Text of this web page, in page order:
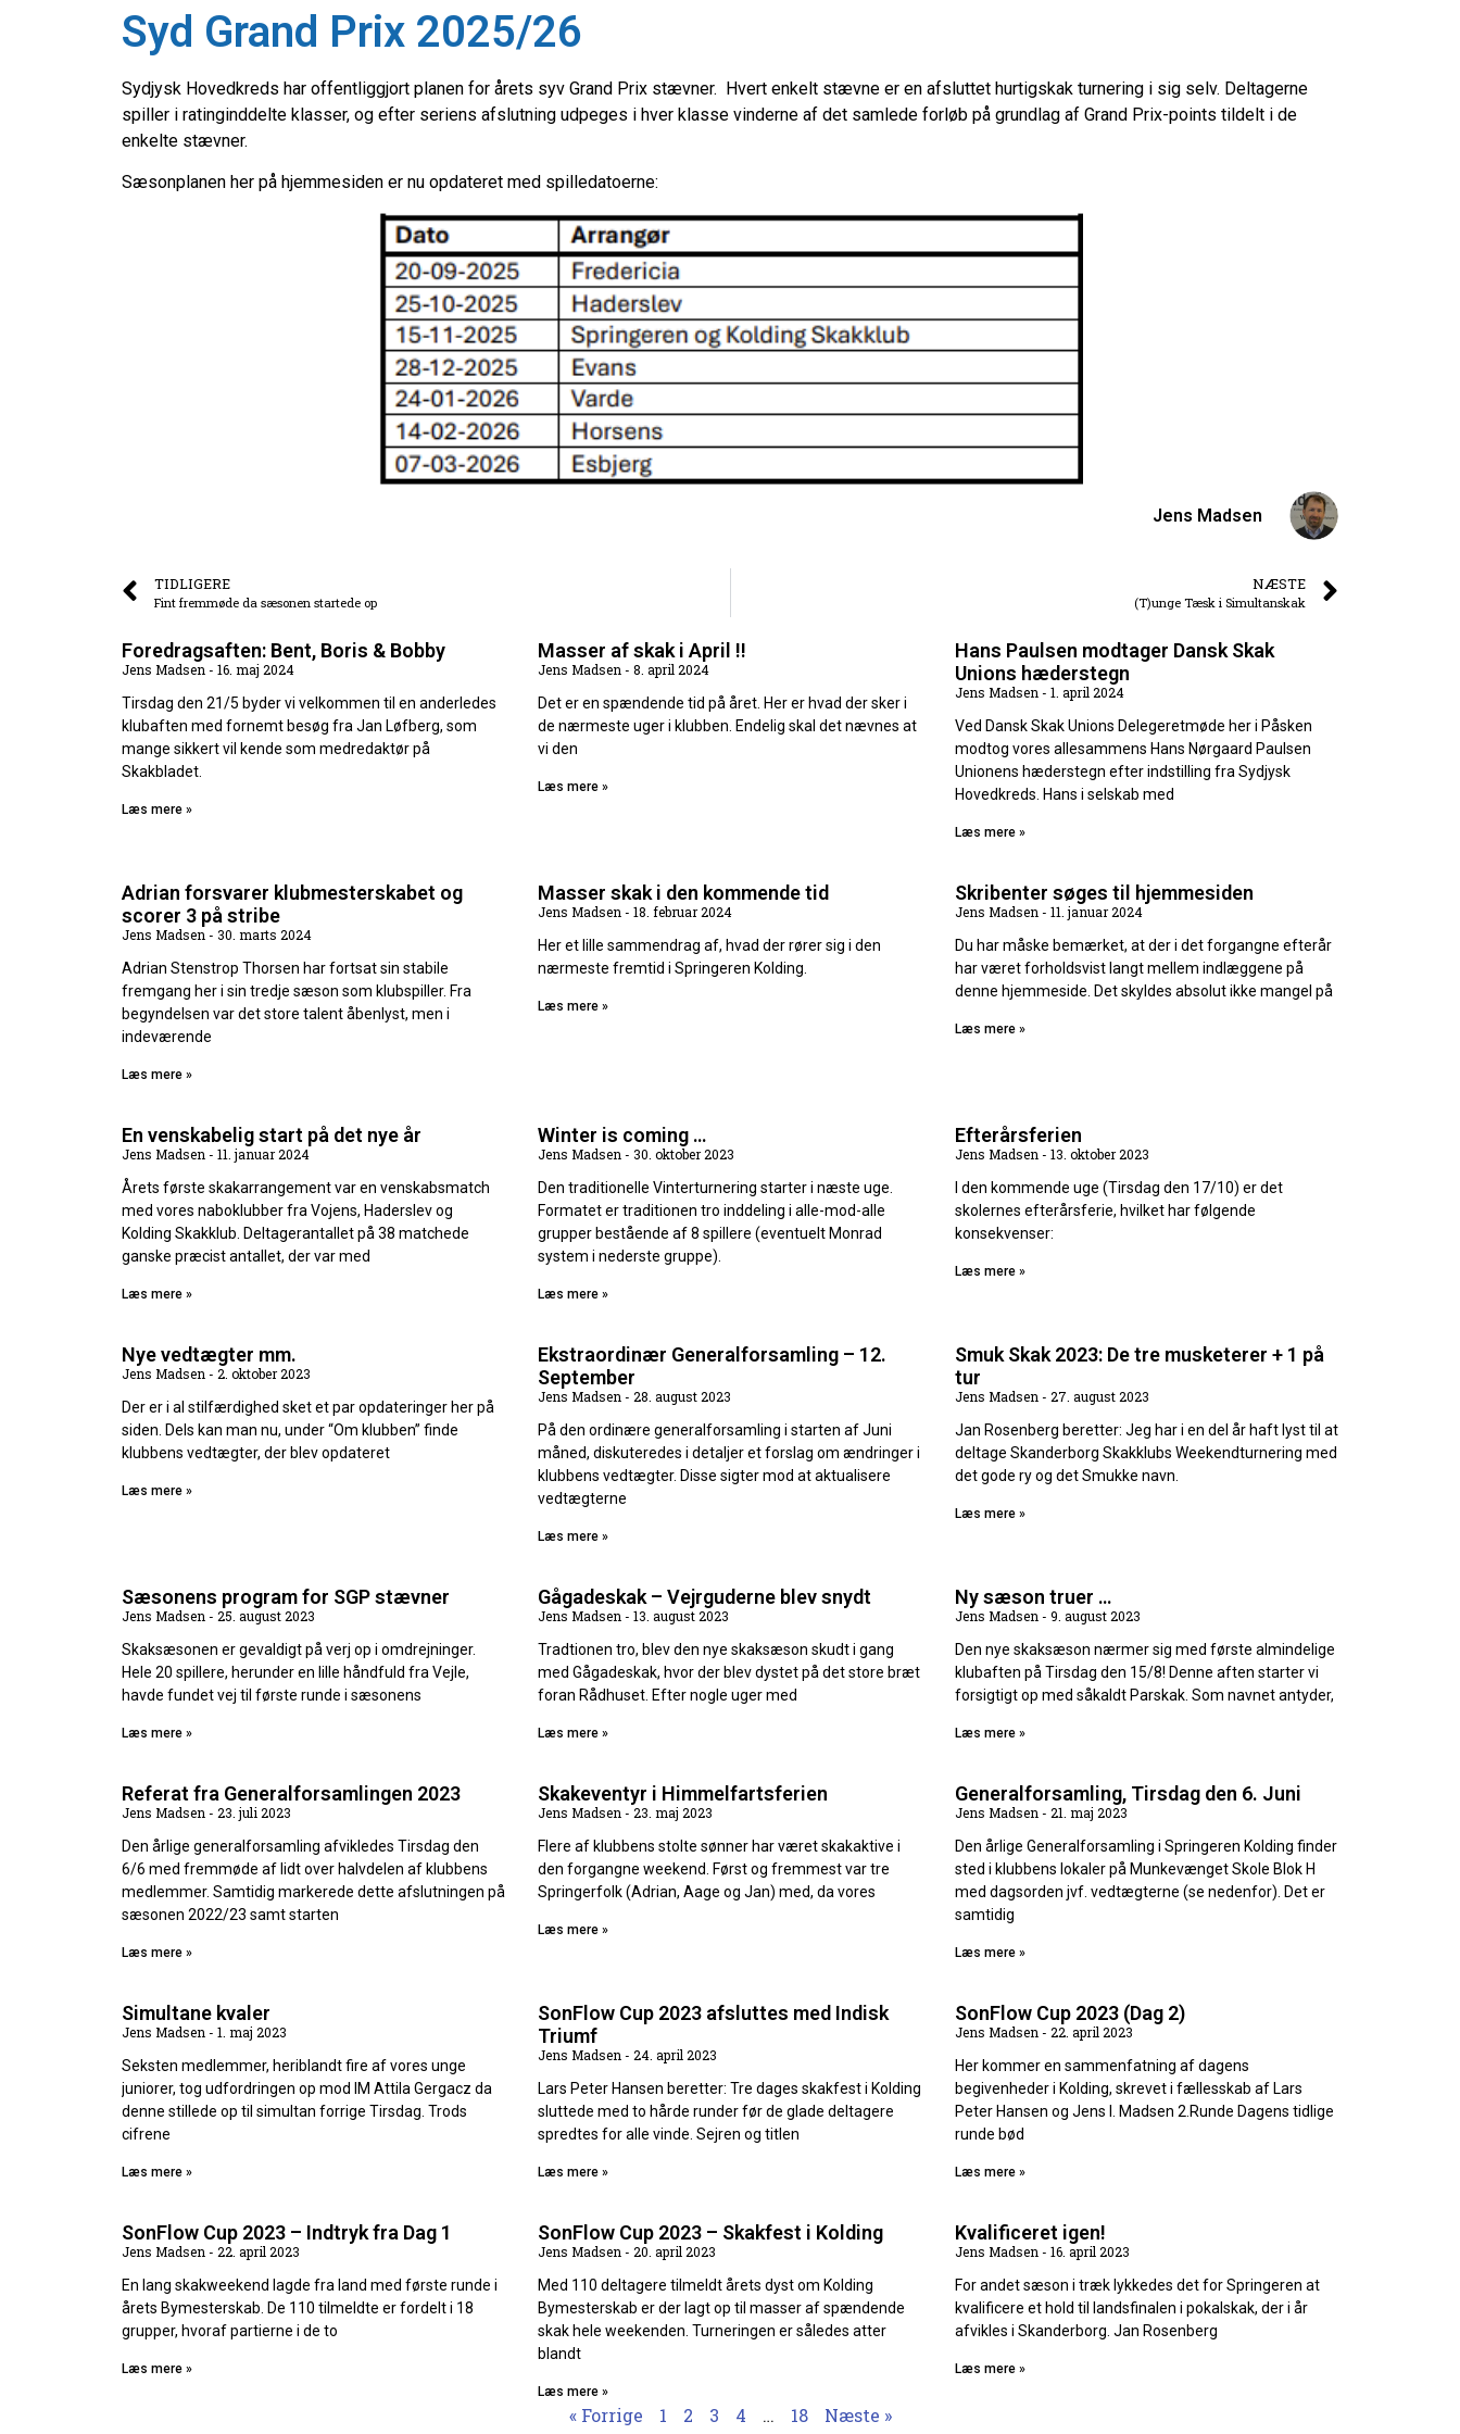
Syd Grand Prix 2025/26
Sydjysk Hovedkreds har offentliggjort planen for årets syv Grand Prix stævner. Hvert enkelt stævne er en afsluttet hurtigskak turnering i sig selv. Deltagerne
spiller i ratinginddelte klasser, og efter seriens afslutning udpeges i hver klasse vinderne af det samlede forløb på grundlag af Grand Prix-points tildelt i de
enkelte stævner.
Sæsonplanen her på hjemmesiden er nu opdateret med spilledatoerne:
Jens Madsen
TIDLIGERE
Fint fremmøde da sæsonen startede op
NÆSTE
(T)unge Tæsk i Simultanskak
Foredragsaften: Bent, Boris & Bobby
Jens Madsen
16. maj 2024
Tirsdag den 21/5 byder vi velkommen til en anderledes
klubaften med fornemt besøg fra Jan Løfberg, som
mange sikkert vil kende som medredaktør på
Skakbladet.
Læs mere »
Masser af skak i April !!
Jens Madsen
8. april 2024
Det er en spændende tid på året. Her er hvad der sker i
de nærmeste uger i klubben. Endelig skal det nævnes at
vi den
Læs mere »
Hans Paulsen modtager Dansk Skak
Unions hæderstegn
Jens Madsen
1. april 2024
Ved Dansk Skak Unions Delegeretmøde her i Påsken
modtog vores allesammens Hans Nørgaard Paulsen
Unionens hæderstegn efter indstilling fra Sydjysk
Hovedkreds. Hans i selskab med
Læs mere »
Adrian forsvarer klubmesterskabet og
scorer 3 på stribe
Jens Madsen
30. marts 2024
Adrian Stenstrop Thorsen har fortsat sin stabile
fremgang her i sin tredje sæson som klubspiller. Fra
begyndelsen var det store talent åbenlyst, men i
indeværende
Læs mere »
Masser skak i den kommende tid
Jens Madsen
18. februar 2024
Her et lille sammendrag af, hvad der rører sig i den
nærmeste fremtid i Springeren Kolding.
Læs mere »
Skribenter søges til hjemmesiden
Jens Madsen
11. januar 2024
Du har måske bemærket, at der i det forgangne efterår
har været forholdsvist langt mellem indlæggene på
denne hjemmeside. Det skyldes absolut ikke mangel på
Læs mere »
En venskabelig start på det nye år
Jens Madsen
11. januar 2024
Årets første skakarrangement var en venskabsmatch
med vores naboklubber fra Vojens, Haderslev og
Kolding Skakklub. Deltagerantallet på 38 matchede
ganske præcist antallet, der var med
Læs mere »
Winter is coming …
Jens Madsen
30. oktober 2023
Den traditionelle Vinterturnering starter i næste uge.
Formatet er traditionen tro inddeling i alle-mod-alle
grupper bestående af 8 spillere (eventuelt Monrad
system i nederste gruppe).
Læs mere »
Efterårsferien
Jens Madsen
13. oktober 2023
I den kommende uge (Tirsdag den 17/10) er det
skolernes efterårsferie, hvilket har følgende
konsekvenser:
Læs mere »
Nye vedtægter mm.
Jens Madsen
2. oktober 2023
Der er i al stilfærdighed sket et par opdateringer her på
siden. Dels kan man nu, under “Om klubben” finde
klubbens vedtægter, der blev opdateret
Læs mere »
Ekstraordinær Generalforsamling – 12.
September
Jens Madsen
28. august 2023
På den ordinære generalforsamling i starten af Juni
måned, diskuteredes i detaljer et forslag om ændringer i
klubbens vedtægter. Disse sigter mod at aktualisere
vedtægterne
Læs mere »
Smuk Skak 2023: De tre musketerer + 1 på
tur
Jens Madsen
27. august 2023
Jan Rosenberg beretter: Jeg har i en del år haft lyst til at
deltage Skanderborg Skakklubs Weekendturnering med
det gode ry og det Smukke navn.
Læs mere »
Sæsonens program for SGP stævner
Jens Madsen
25. august 2023
Skaksæsonen er gevaldigt på verj op i omdrejninger.
Hele 20 spillere, herunder en lille håndfuld fra Vejle,
havde fundet vej til første runde i sæsonens
Læs mere »
Gågadeskak – Vejrguderne blev snydt
Jens Madsen
13. august 2023
Tradtionen tro, blev den nye skaksæson skudt i gang
med Gågadeskak, hvor der blev dystet på det store bræt
foran Rådhuset. Efter nogle uger med
Læs mere »
Ny sæson truer …
Jens Madsen
9. august 2023
Den nye skaksæson nærmer sig med første almindelige
klubaften på Tirsdag den 15/8! Denne aften starter vi
forsigtigt op med såkaldt Parskak. Som navnet antyder,
Læs mere »
Referat fra Generalforsamlingen 2023
Jens Madsen
23. juli 2023
Den årlige generalforsamling afvikledes Tirsdag den
6/6 med fremmøde af lidt over halvdelen af klubbens
medlemmer. Samtidig markerede dette afslutningen på
sæsonen 2022/23 samt starten
Læs mere »
Skakeventyr i Himmelfartsferien
Jens Madsen
23. maj 2023
Flere af klubbens stolte sønner har været skakaktive i
den forgangne weekend. Først og fremmest var tre
Springerfolk (Adrian, Aage og Jan) med, da vores
Læs mere »
Generalforsamling, Tirsdag den 6. Juni
Jens Madsen
21. maj 2023
Den årlige Generalforsamling i Springeren Kolding finder
sted i klubbens lokaler på Munkevænget Skole Blok H
med dagsorden jvf. vedtægterne (se nedenfor). Det er
samtidig
Læs mere »
Simultane kvaler
Jens Madsen
1. maj 2023
Seksten medlemmer, heriblandt fire af vores unge
juniorer, tog udfordringen op mod IM Attila Gergacz da
denne stillede op til simultan forrige Tirsdag. Trods
cifrene
Læs mere »
SonFlow Cup 2023 afsluttes med Indisk
Triumf
Jens Madsen
24. april 2023
Lars Peter Hansen beretter: Tre dages skakfest i Kolding
sluttede med to hårde runder før de glade deltagere
spredtes for alle vinde. Sejren og titlen
Læs mere »
SonFlow Cup 2023 (Dag 2)
Jens Madsen
22. april 2023
Her kommer en sammenfatning af dagens
begivenheder i Kolding, skrevet i fællesskab af Lars
Peter Hansen og Jens I. Madsen 2.Runde Dagens tidlige
runde bød
Læs mere »
SonFlow Cup 2023 – Indtryk fra Dag 1
Jens Madsen
22. april 2023
En lang skakweekend lagde fra land med første runde i
årets Bymesterskab. De 110 tilmeldte er fordelt i 18
grupper, hvoraf partierne i de to
Læs mere »
SonFlow Cup 2023 – Skakfest i Kolding
Jens Madsen
20. april 2023
Med 110 deltagere tilmeldt årets dyst om Kolding
Bymesterskab er der lagt op til masser af spændende
skak hele weekenden. Turneringen er således atter
blandt
Læs mere »
Kvalificeret igen!
Jens Madsen
16. april 2023
For andet sæson i træk lykkedes det for Springeren at
kvalificere et hold til landsfinalen i pokalskak, der i år
afvikles i Skanderborg. Jan Rosenberg
Læs mere »
« Forrige 1 2 3 4 … 18 Næste »